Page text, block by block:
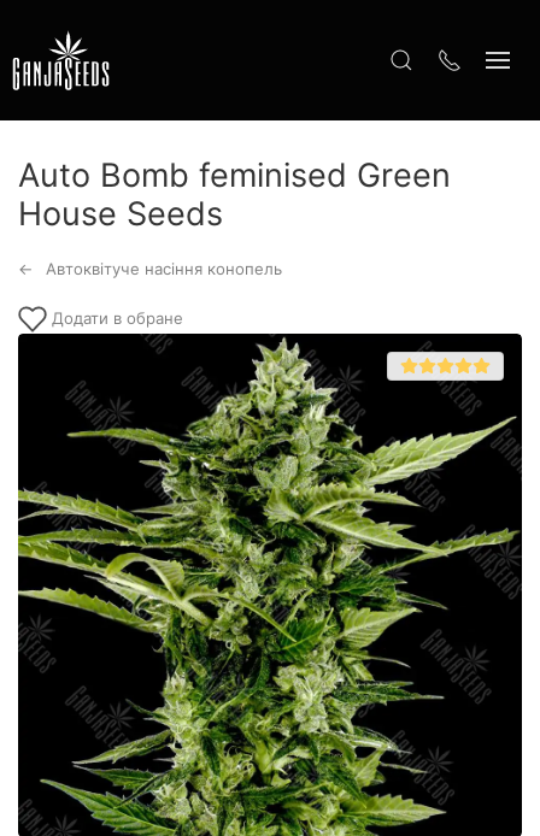
Auto Bomb feminised Green
House Seeds
Автоквітуче насіння конопель
Додати в обране